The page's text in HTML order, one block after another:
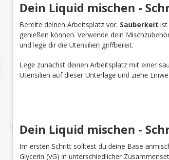
Dein Liquid mischen -
Bereite deinen Arbeitsplatz vor. Sauberkeit ist
genießen können. Verwende dein
und lege dir die Utensilien griffbereit.
Lege zunächst deinen Arbeitsplatz mit einer
Utensilien auf dieser Unterlage und ziehe
Dein Liquid mischen -
Im ersten Schritt solltest du deine Base
Glycerin (VG) in unterschiedlicher